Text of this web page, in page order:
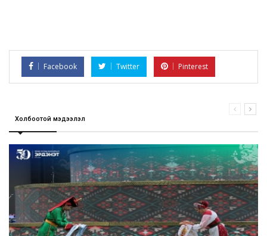
Facebook Twitter Pinterest
Холбоотой мэдээлэл